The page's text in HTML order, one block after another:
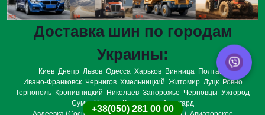
Карта сайта
Производители
Подарочные сертификаты
WhatsApp
Доставка шин по городам
Украины:
Киев Днепр Львов Одесса Харьков Винница
Полтава
Ивано-Франковск Чернигов Хмельницкий Житомир Луцк Ровно
Тернополь Кропивницкий Николаев Запорожье Черновцы Ужгород
Сумы Херсон Кременчуг Авангард
+38(050) 281 00 00